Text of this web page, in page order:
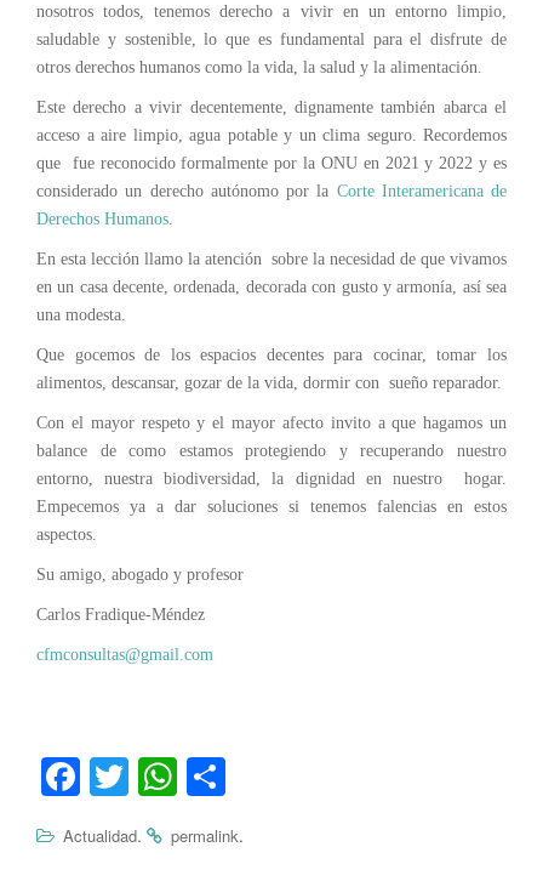
nosotros todos, tenemos derecho a vivir en un entorno limpio,
saludable y sostenible, lo que es fundamental para el disfrute de
otros derechos humanos como la vida, la salud y la alimentación.
Este derecho a vivir decentemente, dignamente también abarca el
acceso a aire limpio, agua potable y un clima seguro. Recordemos
que fue reconocido formalmente por la ONU en 2021 y 2022 y es
considerado un derecho autónomo por la Corte Interamericana de
Derechos Humanos.
En esta lección llamo la atención sobre la necesidad de que vivamos
en un casa decente, ordenada, decorada con gusto y armonía, así sea
una modesta.
Que gocemos de los espacios decentes para cocinar, tomar los
alimentos, descansar, gozar de la vida, dormir con sueño reparador.
Con el mayor respeto y el mayor afecto invito a que hagamos un
balance de como estamos protegiendo y recuperando nuestro
entorno, nuestra biodiversidad, la dignidad en nuestro hogar.
Empecemos ya a dar soluciones si tenemos falencias en estos
aspectos.
Su amigo, abogado y profesor
Carlos Fradique-Méndez
cfmconsultas@gmail.com
Fa
bo
T
tte
W
ts
m
Actualidad. permalink.